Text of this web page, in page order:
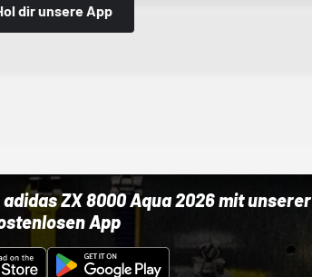
dir unsere App
ZX 8000 Aqua 2026 mit unserer
App